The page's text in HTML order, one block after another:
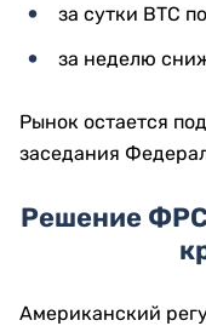
за сутки BTC
за неделю
Рынок остается
заседания
Решение
Американский